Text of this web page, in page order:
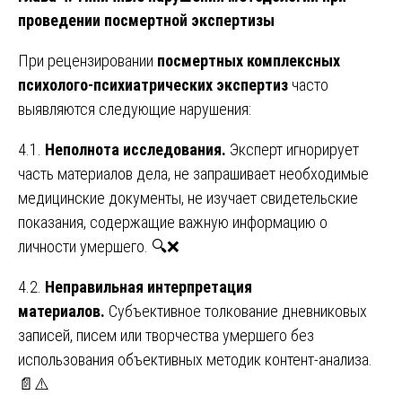
проведении посмертной экспертизы
При рецензировании посмертных комплексных
психолого-психиатрических экспертиз часто
выявляются следующие нарушения:
4.1. Неполнота исследования. Эксперт игнорирует
часть материалов дела, не запрашивает необходимые
медицинские документы, не изучает свидетельские
показания, содержащие важную информацию о
личности умершего. 🔍❌
4.2. Неправильная интерпретация
материалов. Субъективное толкование дневниковых
записей, писем или творчества умершего без
использования объективных методик контент-анализа.
📄⚠️